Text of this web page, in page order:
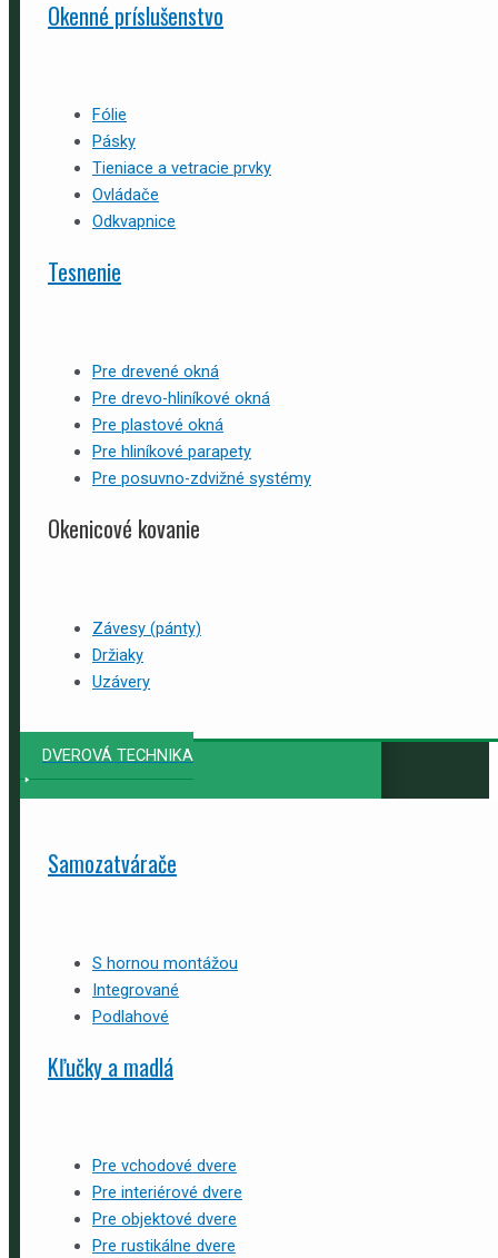
Okenné príslušenstvo
Fólie
Pásky
Tieniace a vetracie prvky
Ovládače
Odkvapnice
Tesnenie
Pre drevené okná
Pre drevo-hliníkové okná
Pre plastové okná
Pre hliníkové parapety
Pre posuvno-zdvižné systémy
Okenicové kovanie
Závesy (pánty)
Držiaky
Uzávery
DVEROVÁ TECHNIKA
Samozatvárače
S hornou montážou
Integrované
Podlahové
Kľučky a madlá
Pre vchodové dvere
Pre interiérové dvere
Pre objektové dvere
Pre rustikálne dvere